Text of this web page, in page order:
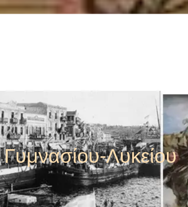
Λυκείου